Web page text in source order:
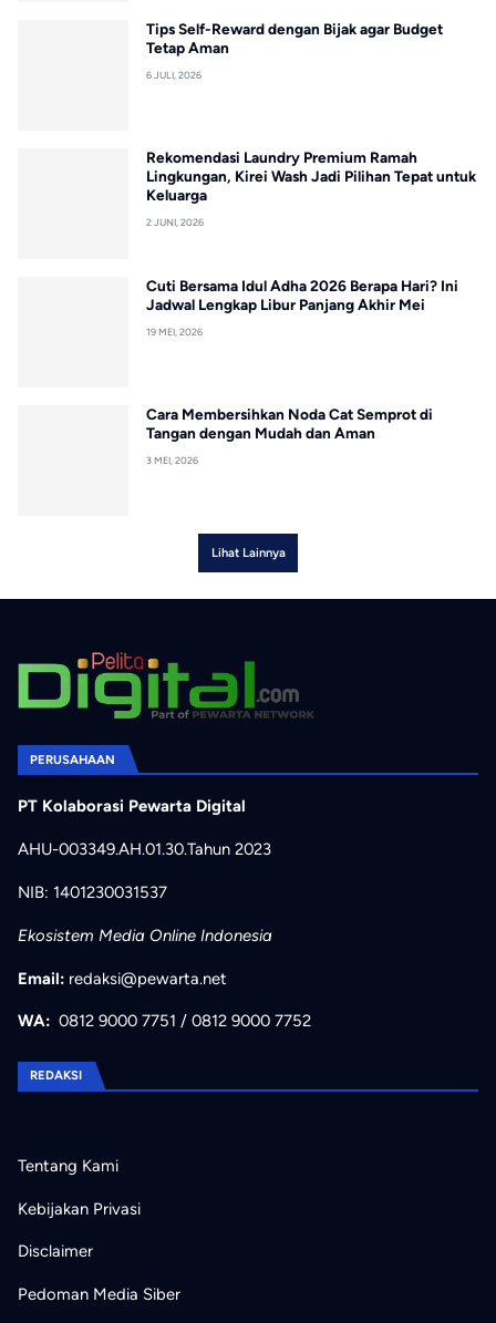
Tips Self-Reward dengan Bijak agar Budget
Tetap Aman
6 JULI, 2026
Rekomendasi Laundry Premium Ramah
Lingkungan, Kirei Wash Jadi Pilihan Tepat untuk
Keluarga
2 JUNI, 2026
Cuti Bersama Idul Adha 2026 Berapa Hari? Ini
Jadwal Lengkap Libur Panjang Akhir Mei
19 MEI, 2026
Cara Membersihkan Noda Cat Semprot di
Tangan dengan Mudah dan Aman
3 MEI, 2026
Lihat Lainnya
PERUSAHAAN
PT Kolaborasi Pewarta Digital
AHU-003349.AH.01.30.Tahun 2023
NIB: 1401230031537
Ekosistem Media Online Indonesia
Email: redaksi@pewarta.net
WA: 0812 9000 7751 / 0812 9000 7752
REDAKSI
Tentang Kami
Kebijakan Privasi
Disclaimer
Pedoman Media Siber